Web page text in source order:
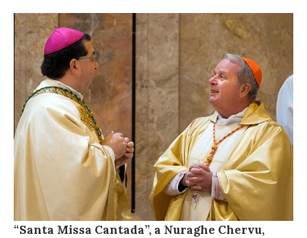
“Santa Missa Cantada”, a Nuraghe Chervu,